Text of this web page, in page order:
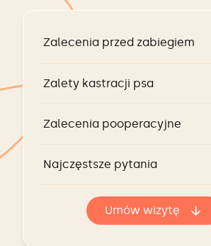
Zalecenia przed zabiegiem
Zalety kastracji psa
Zalecenia pooperacyjne
Najczęstsze pytania
Umów wizytę